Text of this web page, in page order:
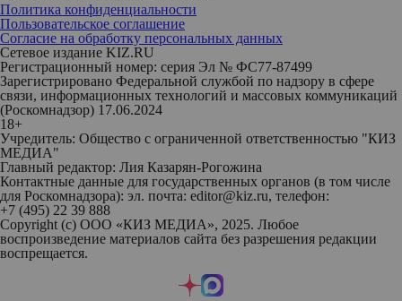
Политика конфиденциальности
Пользовательское соглашение
Согласие на обработку персональных данных
Сетевое издание KIZ.RU
Регистрационный номер: серия Эл № ФС77-87499
Зарегистрировано Федеральной службой по надзору в сфере
связи, информационных технологий и массовых коммуникаций
(Роскомнадзор) 17.06.2024
18+
Учредитель: Общество с ограниченной ответственностью "КИЗ
МЕДИА"
Главный редактор: Лия Казарян-Рогожина
Контактные данные для государственных органов (в том числе
для Роскомнадзора): эл. почта: editor@kiz.ru, телефон:
+7 (495) 22 39 888
Copyright (с) ООО «КИЗ МЕДИА», 2025. Любое
воспроизведение материалов сайта без разрешения редакции
воспрещается.